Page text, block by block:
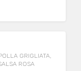
GRIGLIATA,
ROSA